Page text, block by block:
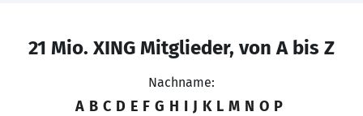
21 Mio. XING Mitglieder, von A bis Z
Nachname:
A B C D E F G H I J K L M N O P